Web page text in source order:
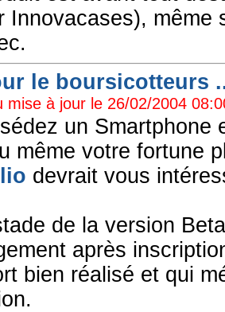
Innovacases), même
le boursicotteurs
mise à jour le 26/02/2004
un Smartphone
même votre fortune
devrait vous
de la version
après
bien réalisé et qui